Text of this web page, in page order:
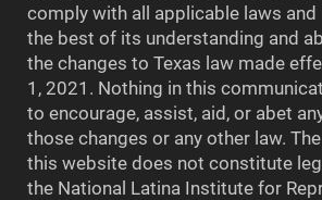
comply with all applicable laws
the best of its understanding and
the changes to Texas law made
1, 2021. Nothing in this
to encourage, assist, aid, or abet
those changes or any other law.
this website does not constitute
the National Latina Institute for